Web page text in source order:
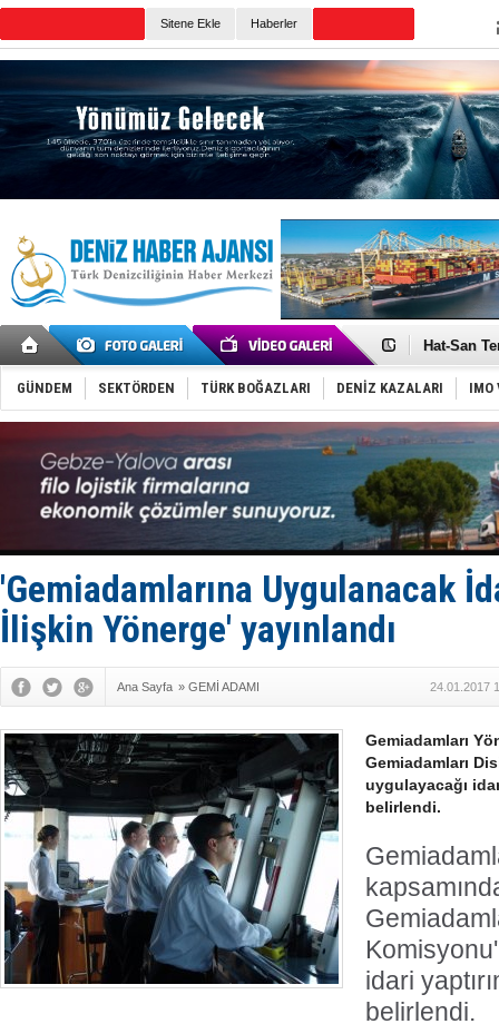
Sitene Ekle Haberler
Türk
Hüseyin
Med
Tekne, su
Dışişleri
Depo ve
Kruvaziyer
SES
Kargıcak
Denizlerin
İstanbul:
GÜNDEM SEKTÖRDEN TÜRK BOĞAZLARI DENİZ KAZALARI IMO
'Gemiadamlarına Uygulanacak
İlişkin Yönerge' yayınlandı
Ana Sayfa » GEMİ ADAMI 24.01.2017
Gemiadamları
Gemiadamları
uygulayacağı
belirlendi.
idari
belirlendi.